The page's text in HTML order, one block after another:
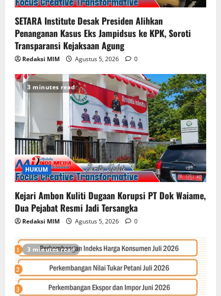
SETARA Institute Desak Presiden Alihkan
Penanganan Kasus Eks Jampidsus ke KPK, Soroti
Transparansi Kejaksaan Agung
Redaksi MIM Agustus 5, 2026 0
3 minutes read
HUKUM
Kejari Ambon Kuliti Dugaan Korupsi PT Dok Waiame,
Dua Pejabat Resmi Jadi Tersangka
Redaksi MIM Agustus 5, 2026 0
3 minutes read